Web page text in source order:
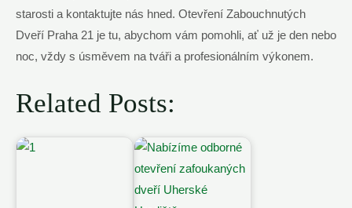
starosti a kontaktujte nás hned. Otevření Zabouchnutých
Dveří Praha 21 je tu, abychom vám pomohli, ať už je den nebo
noc, vždy s úsměvem na tváři a profesionálním výkonem.
Related Posts: